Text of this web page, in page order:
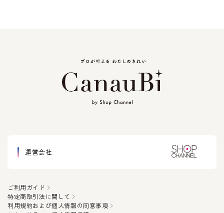
運営会社
ご利用ガイド
特定商取引法に関して
利用規約および個人情報の同意事項